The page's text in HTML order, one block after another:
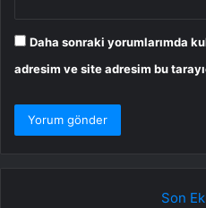
Daha sonraki yorumlarımda
adresim ve site adresim bu
Son